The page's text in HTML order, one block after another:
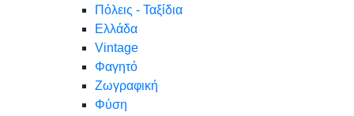
Πόλεις - Ταξίδια
Ελλάδα
Vintage
Φαγητό
Ζωγραφική
Φύση